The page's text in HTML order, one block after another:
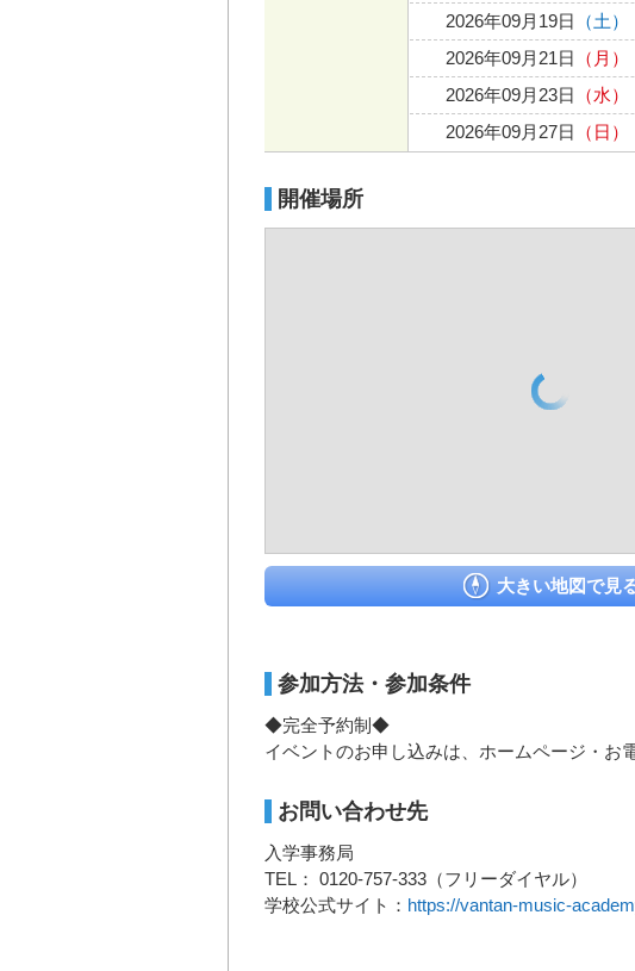
2026年09月19日
（土）
2026年09月21日
（月）
2026年09月23日
（水）
2026年09月27日
（日）
開催場所
大きい地図で見
参加方法・参加条件
◆完全予約制◆
イベントのお申し込みは、ホームページ・お
お問い合わせ先
入学事務局
TEL： 0120-757-333（フリーダイヤル）
学校公式サイト： https://vantan-music-